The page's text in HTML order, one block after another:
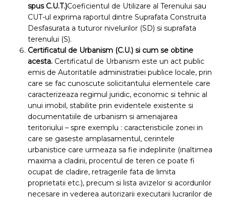
spus C.U.T.)Coeficientul de Utilizare al Terenului sau
CUT-ul exprima raportul dintre Suprafata Construita
Desfasurata a tuturor nivelurilor (SD) si suprafata
terenului (S).
Certificatul de Urbanism (C.U.) si cum se obtine
acesta. Certificatul de Urbanism este un act public
emis de Autoritatile administratiei publice locale, prin
care se fac cunoscute solicitantului elementele care
caracterizeaza regimul juridic, economic si tehnic al
unui imobil, stabilite prin evidentele existente si
documentatiile de urbanism si amenajarea
teritoriului – spre exemplu : caracteristicile zonei in
care se gaseste amplasamentul, cerintele
urbanistice care urmeaza sa fie indeplinite (inaltimea
maxima a cladirii, procentul de teren ce poate fi
ocupat de cladire, retragerile fata de limita
proprietatii etc.), precum si lista avizelor si acordurilor
necesare in vederea autorizarii executarii lucrarilor de